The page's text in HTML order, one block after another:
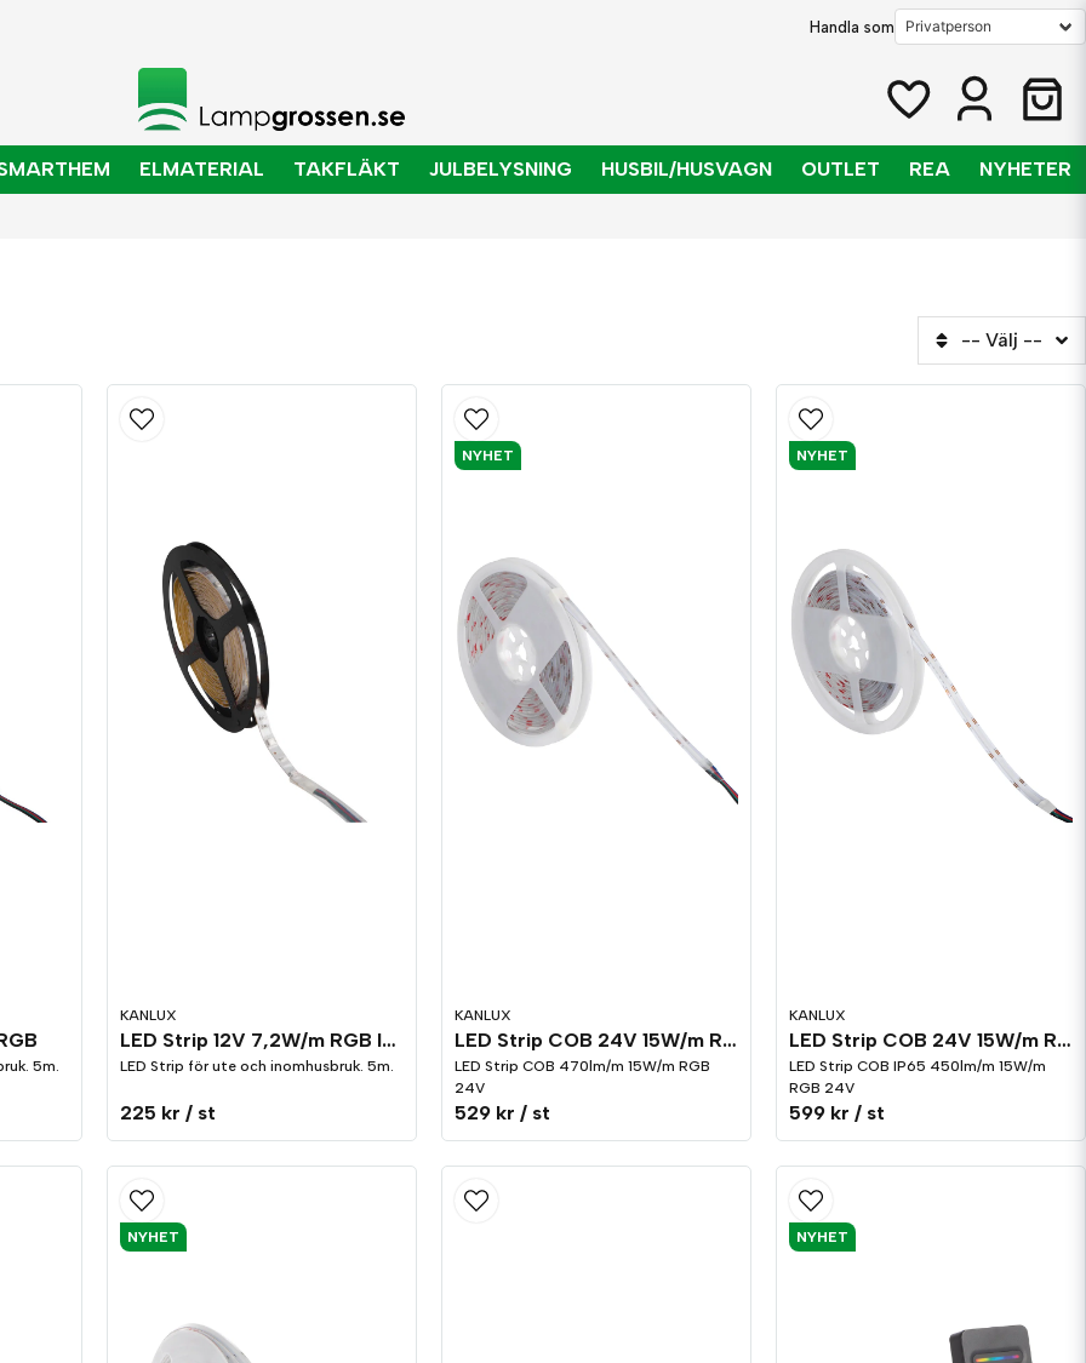
Handla som
ELMATERIAL TAKFLÄKT JULBELYSNING HUSBIL/HUSVAGN OUTLET REA NYHETER
-- Välj --
5m.
KANLUX
LED Strip 12V 7,2W/m RGB IP65
LED Strip för ute och inomhusbruk. 5m.
225 kr / st
KANLUX
LED Strip COB 24V 15W/m RGB
LED Strip COB 470lm/m 15W/m RGB
24V
529 kr / st
NYHET
KANLUX
LED Strip COB 24V 15W/m RGB IP65
LED Strip COB IP65 450lm/m 15W/m
RGB 24V
599 kr / st
NYHET
NYHET NYHET